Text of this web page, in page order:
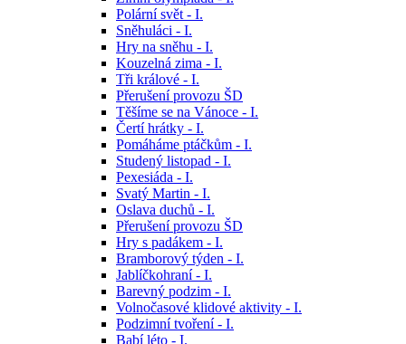
Polární svět - I.
Sněhuláci - I.
Hry na sněhu - I.
Kouzelná zima - I.
Tři králové - I.
Přerušení provozu ŠD
Těšíme se na Vánoce - I.
Čertí hrátky - I.
Pomáháme ptáčkům - I.
Studený listopad - I.
Pexesiáda - I.
Svatý Martin - I.
Oslava duchů - I.
Přerušení provozu ŠD
Hry s padákem - I.
Bramborový týden - I.
Jablíčkohraní - I.
Barevný podzim - I.
Volnočasové klidové aktivity - I.
Podzimní tvoření - I.
Babí léto - I.